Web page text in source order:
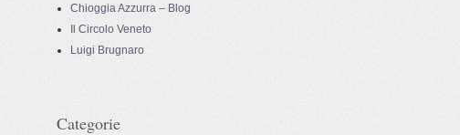
Chioggia Azzurra – Blog
Il Circolo Veneto
Luigi Brugnaro
Categorie